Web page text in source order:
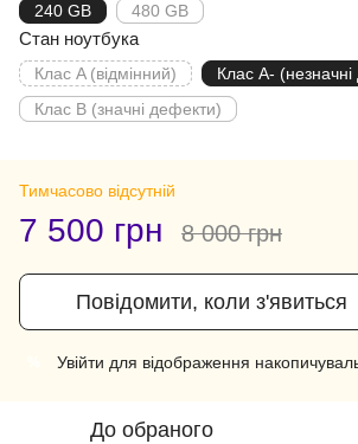
240 GB 480 GB
Стан ноутбука
Клас A (відмінний)
Клас A-
Клас B (значні дефекти)
Тимчасово відсутній
7 500 грн 8 000 грн
Повідомити, коли з'явиться
Увійти для відображення
До обраного